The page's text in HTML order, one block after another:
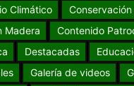
Climático
Conservación
Madera
Contenido
Destacadas
Galería de videos